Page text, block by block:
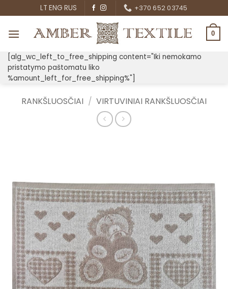
to
content
LT ENG RUS +370 652 03745
0
[alg_wc_left_to_free_shipping content="Iki nemokamo
pristatymo paštomatu liko
%amount_left_for_free_shipping%"]
RANKŠLUOSČIAI / VIRTUVINIAI RANKŠLUOSČIAI